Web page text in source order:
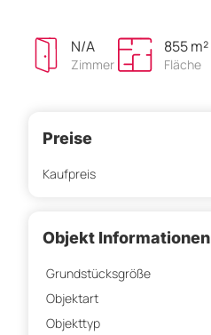
N/A
Zimmer
855 m²
Fläche
Preise
Kaufpreis
Objekt Informationen
Grundstücksgröße
Objektart
Objekttyp